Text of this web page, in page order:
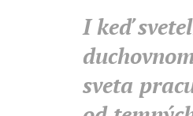
I keď
sveta